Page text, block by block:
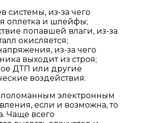
системы, из-за чего
оплетка и шлейфы;
попавшей влаги, из-за
окисляется;
из-за чего
выходит из строя;
ДТП или другие
воздействия.
электронным
если и возможна, то
Чаще всего